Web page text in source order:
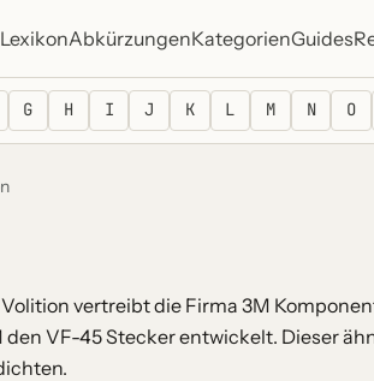
LexikonAbkürzungenKategorienGuides
G H I J K L M N O
vertreibt die Firma 3M
VF-45 Stecker entwickelt. Dieser